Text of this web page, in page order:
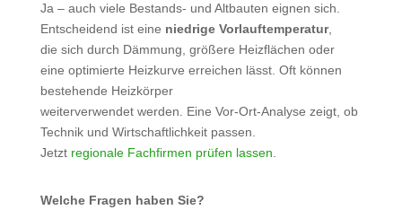
Ja – auch viele Bestands- und Altbauten eignen sich.
Entscheidend ist eine niedrige Vorlauftemperatur,
die sich durch Dämmung, größere Heizflächen oder
eine optimierte Heizkurve erreichen lässt. Oft können
bestehende Heizkörper
weiterverwendet werden. Eine Vor-Ort‑Analyse zeigt, ob
Technik und Wirtschaftlichkeit passen.
Jetzt regionale Fachfirmen prüfen lassen.
Welche Fragen haben Sie?